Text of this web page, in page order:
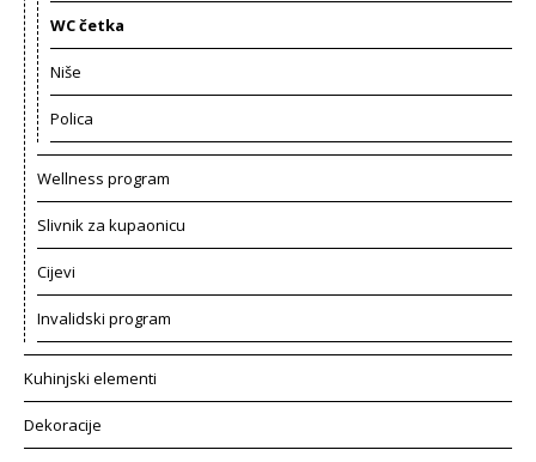
WC četka
Niše
Polica
Wellness program
Slivnik za kupaonicu
Cijevi
Invalidski program
Kuhinjski elementi
Dekoracije